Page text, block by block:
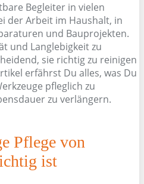
Begleiter in vielen
der Arbeit im Haushalt, in
und Bauprojekten.
und Langlebigkeit zu
sie richtig zu reinigen
erfährst Du alles, was Du
pfleglich zu
zu verlängern.
Pflege von
ist